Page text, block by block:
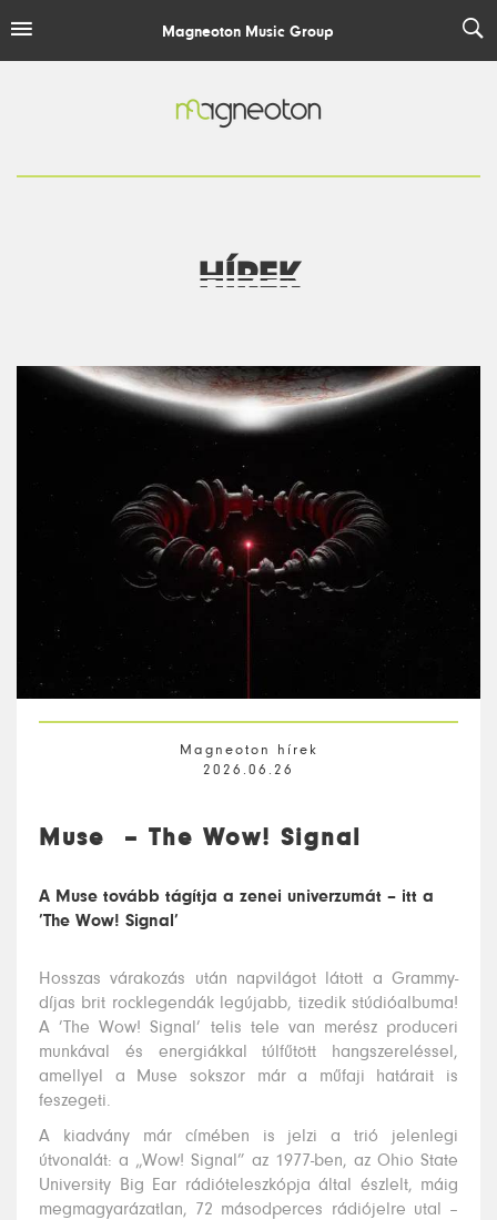
Magneoton Music Group
MAGNEOTON
ELEPHANT HOUSE
HÍREK
Magneoton hírek
2026.06.26
Muse – The Wow! Signal
A Muse tovább tágítja a zenei univerzumát – itt a
’The Wow! Signal’
Hosszas várakozás után napvilágot látott a Grammy-
díjas brit rocklegendák legújabb, tizedik stúdióalbuma!
A ’The Wow! Signal’ telis tele van merész produceri
munkával és energiákkal túlfűtött hangszereléssel,
amellyel a Muse sokszor már a műfaji határait is
feszegeti.
A kiadvány már címében is jelzi a trió jelenlegi
útvonalát: a „Wow! Signal” az 1977-ben, az Ohio State
University Big Ear rádióteleszkópja által észlelt, máig
megmagyarázatlan, 72 másodperces rádiójelre utal –